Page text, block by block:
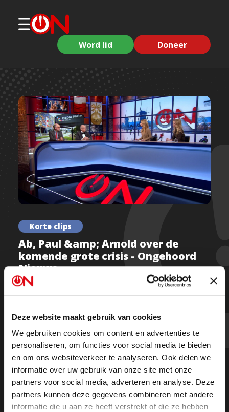
Deze website maakt gebruik van cookies
We gebruiken cookies om content en advertenties te
personaliseren, om functies voor social media te bieden
en om ons websiteverkeer te analyseren. Ook delen we
informatie over uw gebruik van onze site met onze
partners voor social media, adverteren en analyse. Deze
partners kunnen deze gegevens combineren met andere
informatie die u aan ze heeft verstrekt of die ze hebben
Word lid Doneer
Korte clips
Ab, Paul &amp; Arnold over de
komende grote crisis - Ongehoord
Nieuws
Kijk de uitzending